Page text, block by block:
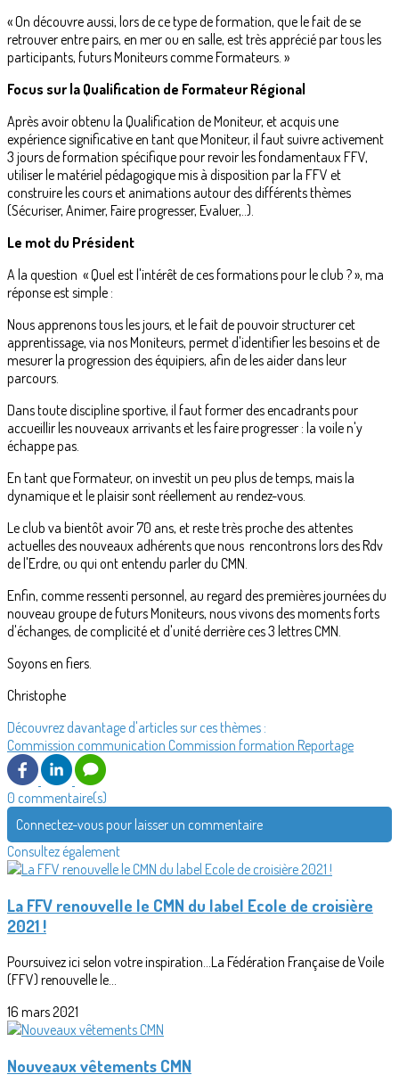
« On découvre aussi, lors de ce type de formation, que le fait de se
retrouver entre pairs, en mer ou en salle, est très apprécié par tous les
participants, futurs Moniteurs comme Formateurs. »
Focus sur la Qualification de Formateur Régional
Après avoir obtenu la Qualification de Moniteur, et acquis une
expérience significative en tant que Moniteur, il faut suivre activement
3 jours de formation spécifique pour revoir les fondamentaux FFV,
utiliser le matériel pédagogique mis à disposition par la FFV et
construire les cours et animations autour des différents thèmes
(Sécuriser, Animer, Faire progresser, Evaluer,..).
Le mot du Président
A la question « Quel est l'intérêt de ces formations pour le club ? », ma
réponse est simple :
Nous apprenons tous les jours, et le fait de pouvoir structurer cet
apprentissage, via nos Moniteurs, permet d'identifier les besoins et de
mesurer la progression des équipiers, afin de les aider dans leur
parcours.
Dans toute discipline sportive, il faut former des encadrants pour
accueillir les nouveaux arrivants et les faire progresser : la voile n'y
échappe pas.
En tant que Formateur, on investit un peu plus de temps, mais la
dynamique et le plaisir sont réellement au rendez-vous.
Le club va bientôt avoir 70 ans, et reste très proche des attentes
actuelles des nouveaux adhérents que nous rencontrons lors des Rdv
de l'Erdre, ou qui ont entendu parler du CMN.
Enfin, comme ressenti personnel, au regard des premières journées du
nouveau groupe de futurs Moniteurs, nous vivons des moments forts
d'échanges, de complicité et d'unité derrière ces 3 lettres CMN.
Soyons en fiers.
Christophe
Découvrez davantage d'articles sur ces thèmes :
Commission communication Commission formation Reportage
0 commentaire(s)
Connectez-vous pour laisser un commentaire
Consultez également
La FFV renouvelle le CMN du label Ecole de croisière
2021 !
Poursuivez ici selon votre inspiration...La Fédération Française de Voile
(FFV) renouvelle le...
16 mars 2021
Nouveaux vêtements CMN